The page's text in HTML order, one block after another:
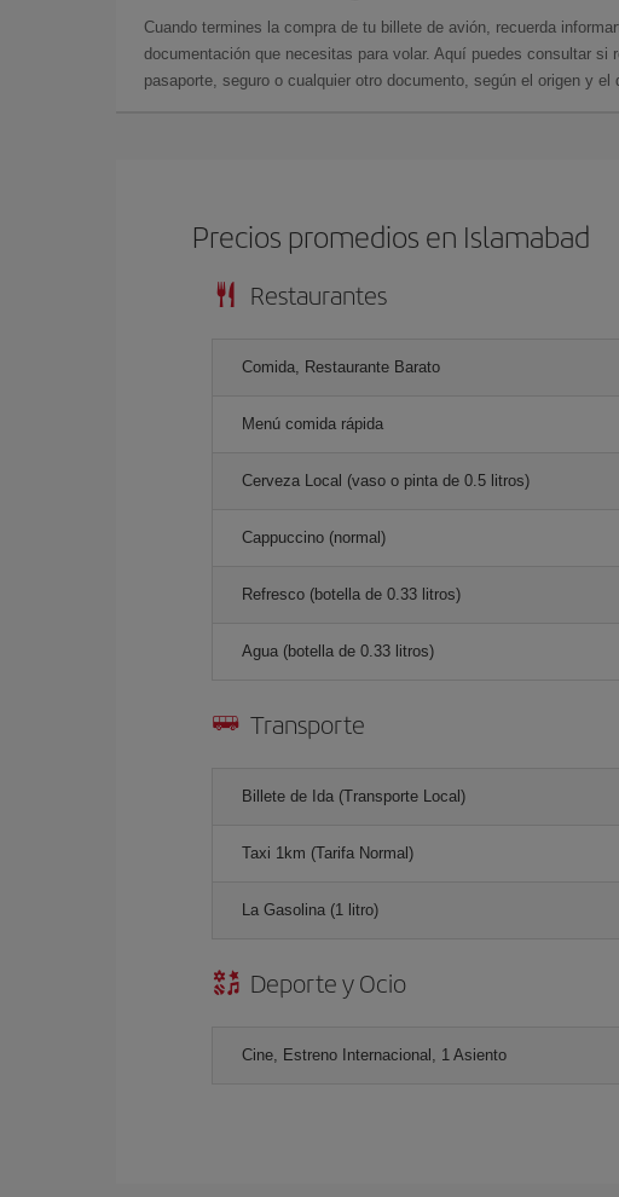
Cuando termines la compra de tu billete de avión, recuerda
documentación que necesitas para volar. Aquí puedes consultar si
pasaporte, seguro o cualquier otro documento, según el origen y el
Precios promedios en Islamabad
Restaurantes
Comida, Restaurante Barato
Menú comida rápida
Cerveza Local (vaso o pinta de 0.5 litros)
Cappuccino (normal)
Refresco (botella de 0.33 litros)
Agua (botella de 0.33 litros)
Transporte
Billete de Ida (Transporte Local)
Taxi 1km (Tarifa Normal)
La Gasolina (1 litro)
Deporte y Ocio
Cine, Estreno Internacional, 1 Asiento